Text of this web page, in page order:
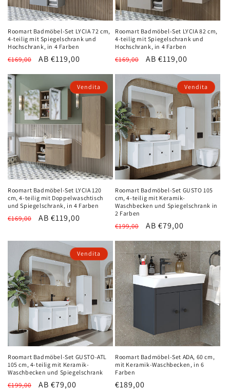
Roomart Badmöbel-Set LYCIA 72 cm,
4-teilig mit Spiegelschrank und
Hochschrank, in 4 Farben
Normaler
€169,00 Verkaufspreis
AB €119,00
Roomart Badmöbel-Set LYCIA 82 cm,
4-teilig mit Spiegelschrank und
Hochschrank, in 4 Farben
Normaler
€169,00 Verkaufspreis
AB €119,00
Vendita
Roomart Badmöbel-Set LYCIA 120
cm, 4-teilig mit Doppelwaschtisch
und Spiegelschrank, in 4 Farben
Normaler
€169,00 Verkaufspreis
AB €119,00
Vendita
Roomart Badmöbel-Set GUSTO 105
cm, 4-teilig mit Keramik-
Waschbecken und Spiegelschrank in
2 Farben
Normaler
€199,00 Verkaufspreis
AB €79,00
Vendita
Roomart Badmöbel-Set GUSTO-ATL
105 cm, 4-teilig mit Keramik-
Waschbecken und Spiegelschrank
Normaler
€199,00 Verkaufspreis
AB €79,00
Roomart Badmöbel-Set ADA, 60 cm,
mit Keramik-Waschbecken, in 6
Farben
Prezzo
€189,00